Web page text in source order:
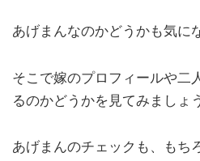
あげまんなのかどうかも気に
そこで嫁のプロフィールや二
るのかどうかを見てみましょ
あげまんのチェックも、もち